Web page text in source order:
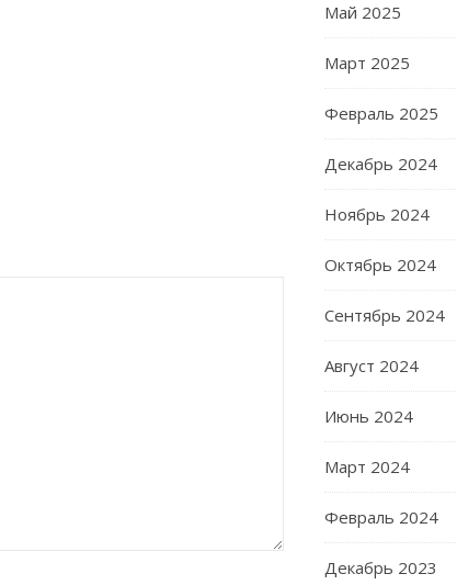
Май 2025
Март 2025
Февраль 2025
Декабрь 2024
Ноябрь 2024
Октябрь 2024
Сентябрь 2024
Август 2024
Июнь 2024
Март 2024
Февраль 2024
Декабрь 2023